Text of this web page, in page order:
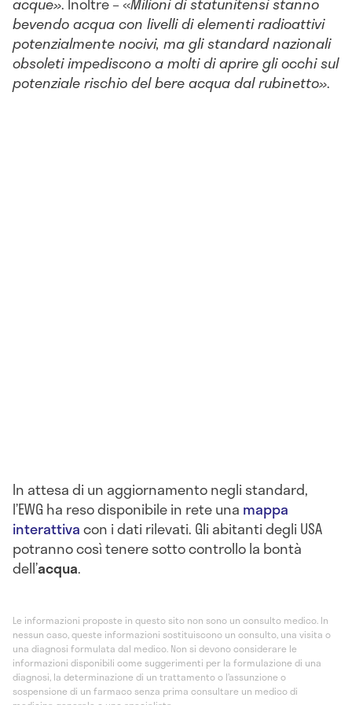
bevendo acqua con livelli di elementi radioattivi
potenzialmente nocivi, ma gli standard nazionali
obsoleti impediscono a molti di aprire gli occhi sul
potenziale rischio del bere acqua dal rubinetto».
In attesa di un aggiornamento negli standard,
l’EWG ha reso disponibile in rete una mappa
interattivacon i dati rilevati. Gli abitanti degli USA
potranno così tenere sotto controllo la bontà
dell’acqua.
Le informazioni proposte in questo sito non sono un consulto medico. In
nessun caso, queste informazioni sostituiscono un consulto, una visita o
una diagnosi formulata dal medico. Non si devono considerare le
informazioni disponibili come suggerimenti per la formulazione di una
diagnosi, la determinazione di un trattamento o l’assunzione o
sospensione di un farmaco senza prima consultare un medico di